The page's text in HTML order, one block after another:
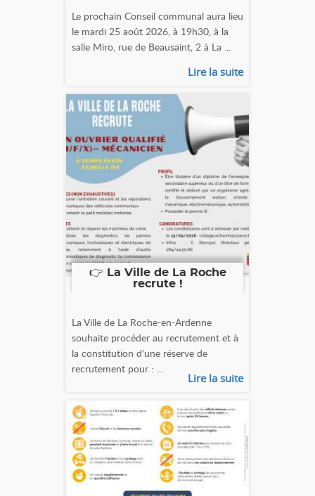
Le prochain Conseil communal aura lieu
le mardi 25 août 2026, à 19h30, à la
salle Miro, rue de Beausaint, 2 à La ...
Lire la suite
👉 La Ville de La Roche
recrute !
La Ville de La Roche-en-Ardenne
souhaite procéder au recrutement et à
la constitution d'une réserve de
recrutement pour : ...
Lire la suite